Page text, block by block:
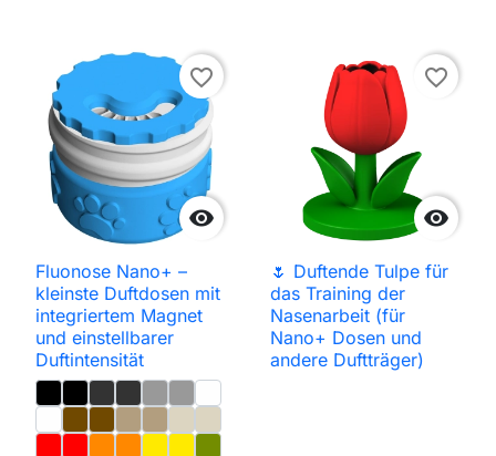

favorite_border
Fluonose Nano+ –
kleinste Duftdosen mit
integriertem Magnet
und einstellbarer
Duftintensität

favorite_border
🌷 Duftende Tulpe für
das Training der
Nasenarbeit (für
Nano+ Dosen und
andere Duftträger)